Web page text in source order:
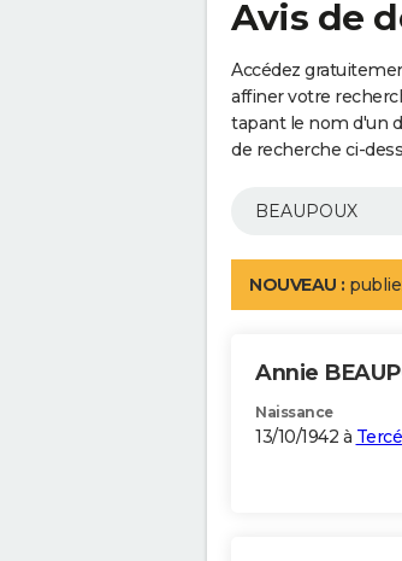
Avis de
Accédez
affiner votre
tapant le nom d'un
de recherche ci-
NOUVEAU :
Annie
Naissance
13/10/1942 à Tercé